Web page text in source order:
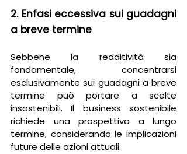
2. Enfasi eccessiva sui guadagni
a breve termine
Sebbene la redditività sia
fondamentale, concentrarsi
esclusivamente sui guadagni a breve
termine può portare a scelte
insostenibili. Il business sostenibile
richiede una prospettiva a lungo
termine, considerando le implicazioni
future delle azioni attuali.